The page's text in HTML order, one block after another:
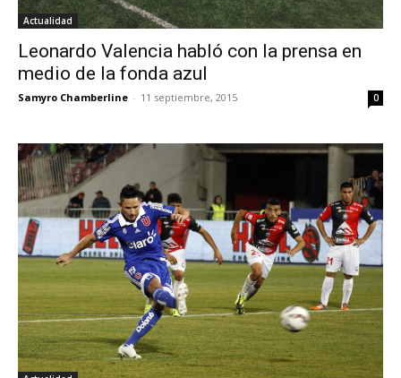
Actualidad
Leonardo Valencia habló con la prensa en
medio de la fonda azul
Samyro Chamberline - 11 septiembre, 2015 0